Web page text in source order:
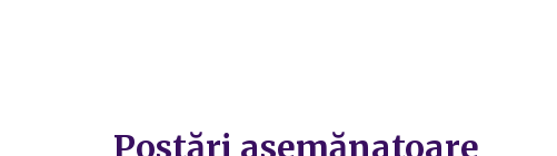
Postări asemănatoare